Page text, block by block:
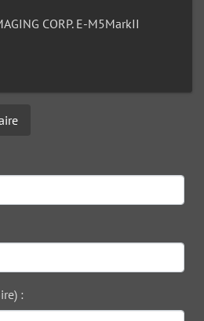
CORP. E-M5MarkII
: